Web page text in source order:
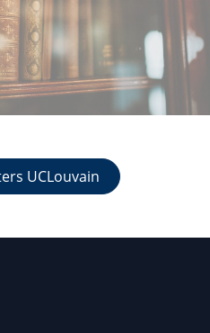
UCLouvain